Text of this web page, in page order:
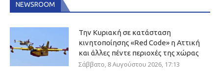
NEWSROOM
Την Κυριακή σε κατάσταση
κινητοποίησης «Red Code» η Αττική
και άλλες πέντε περιοχές της χώρας
Σάββατο, 8 Αυγούστου 2026, 17:13